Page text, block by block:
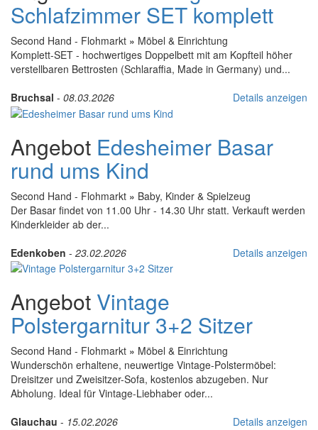
Schlafzimmer SET komplett
Second Hand - Flohmarkt » Möbel & Einrichtung
Komplett-SET - hochwertiges Doppelbett mit am Kopfteil höher
verstellbaren Bettrosten (Schlaraffia, Made in Germany) und...
Bruchsal - 08.03.2026 Details anzeigen
Angebot Edesheimer Basar
rund ums Kind
Second Hand - Flohmarkt » Baby, Kinder & Spielzeug
Der Basar findet von 11.00 Uhr - 14.30 Uhr statt. Verkauft werden
Kinderkleider ab der...
Edenkoben - 23.02.2026 Details anzeigen
Angebot Vintage
Polstergarnitur 3+2 Sitzer
Second Hand - Flohmarkt » Möbel & Einrichtung
Wunderschön erhaltene, neuwertige Vintage-Polstermöbel:
Dreisitzer und Zweisitzer-Sofa, kostenlos abzugeben. Nur
Abholung. Ideal für Vintage-Liebhaber oder...
Glauchau - 15.02.2026 Details anzeigen